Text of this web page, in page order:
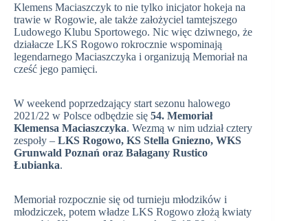
Klemens Maciaszczyk to nie tylko inicjator hokeja na
trawie w Rogowie, ale także założyciel tamtejszego
Ludowego Klubu Sportowego. Nic więc dziwnego, że
działacze LKS Rogowo rokrocznie wspominają
legendarnego Maciaszczyka i organizują Memoriał na
cześć jego pamięci.
W weekend poprzedzający start sezonu halowego
2021/22 w Polsce odbędzie się 54. Memoriał
Klemensa Maciaszczyka. Wezmą w nim udział cztery
zespoły – LKS Rogowo, KS Stella Gniezno, WKS
Grunwald Poznań oraz Bałagany Rustico
Łubianka.
Memoriał rozpocznie się od turnieju młodzików i
młodziczek, potem władze LKS Rogowo złożą kwiaty